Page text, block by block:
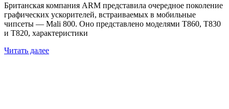
Британская компания ARM представила очередное поколение
графических ускорителей, встраиваемых в мобильные
чипсеты — Mali 800. Оно представлено моделями T860, T830
и T820, характеристики
Читать далее